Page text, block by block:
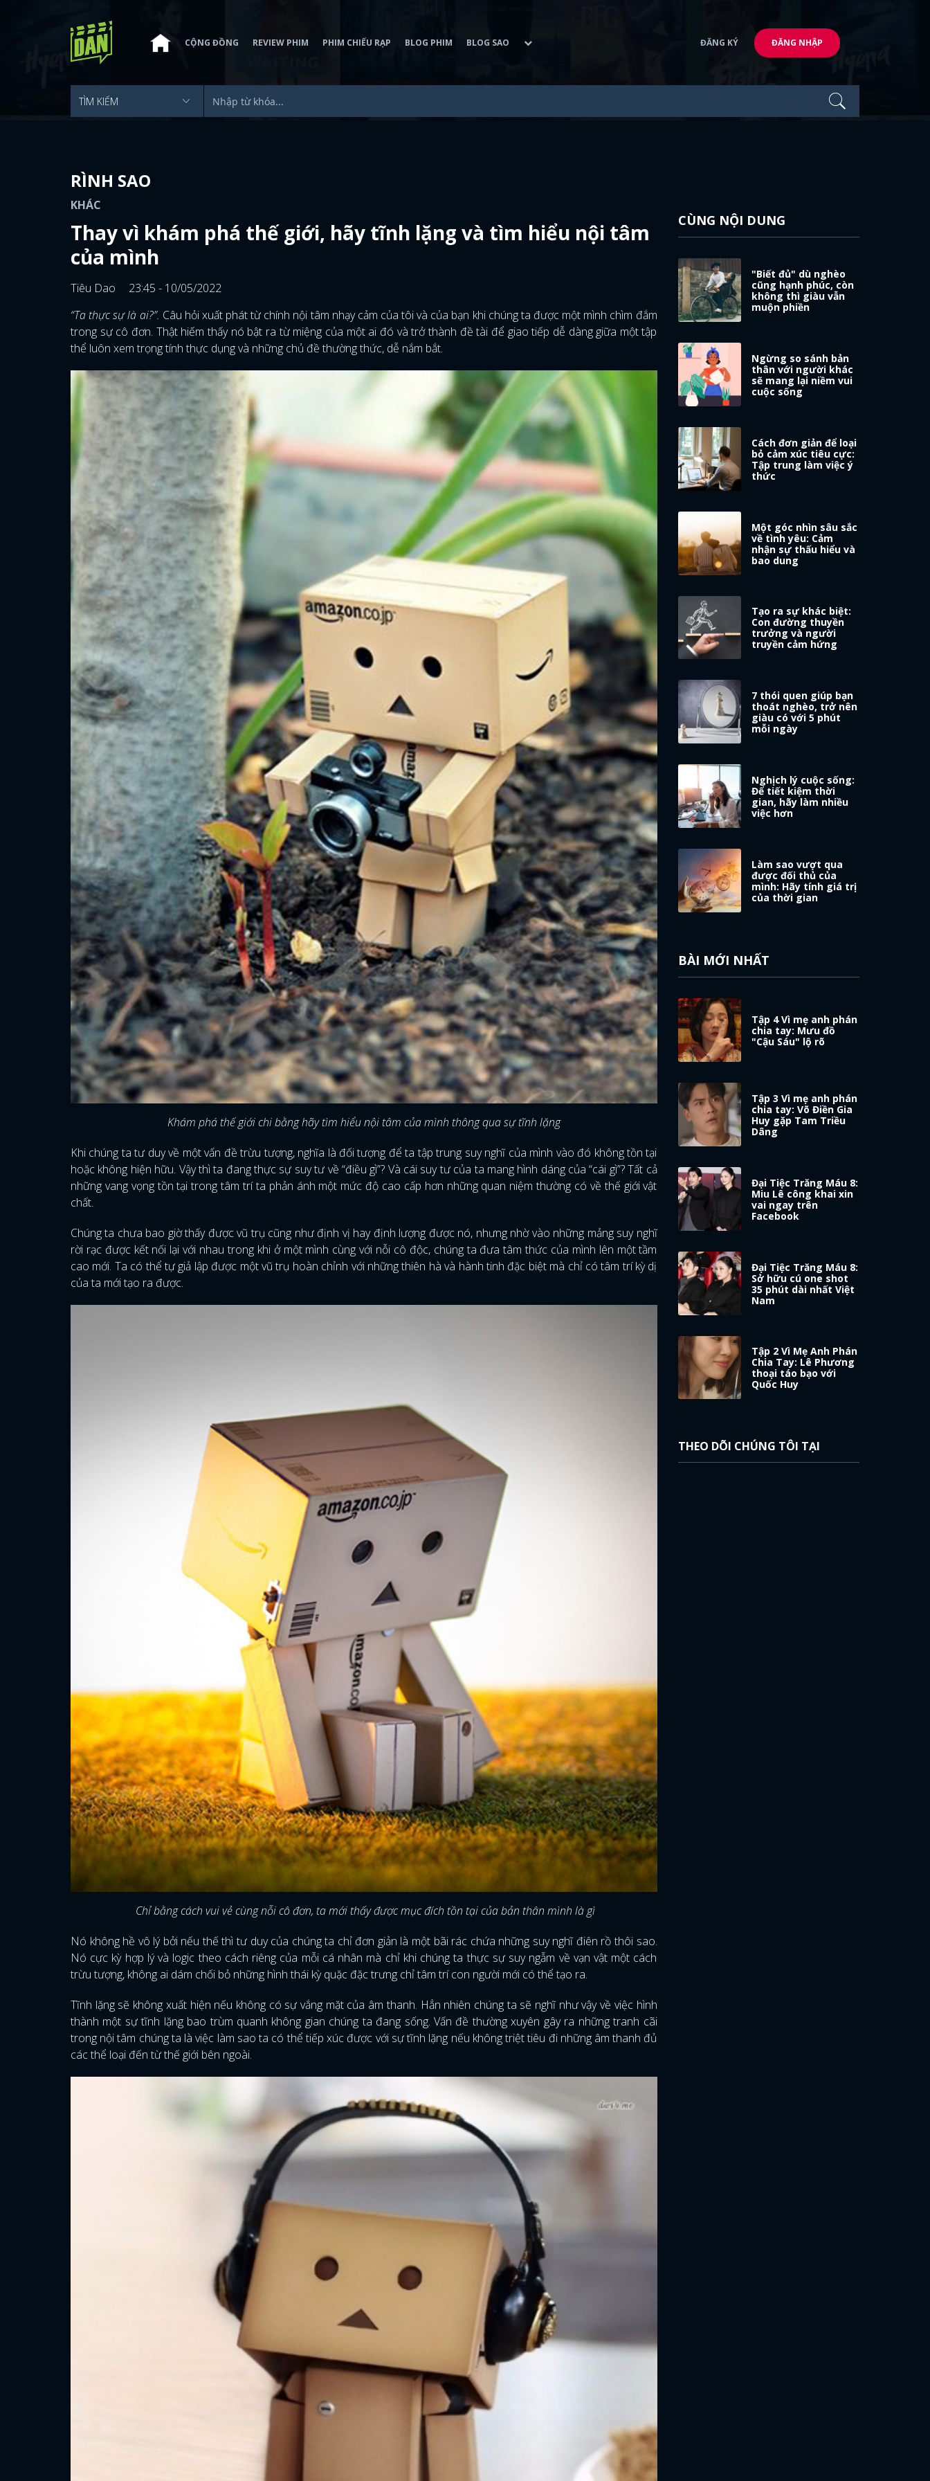
ĐĂNG NHẬP
FACEBOOK
CỘNG ĐỒNG REVIEW PHIM PHIM CHIẾU RẠP BLOG PHIM BLOG SAO ĐĂNG KÝ ĐĂNG NHẬP
RÌNH SAO
KHÁC
Thay vì khám phá thế giới, hãy tĩnh lặng và tìm hiểu nội tâm
của mình
Tiêu Dao
23:45 - 10/05/2022
“Ta thực sự là ai?”. Câu hỏi xuất phát từ chính nội tâm nhạy cảm của tôi và của bạn khi chúng ta được một mình chìm đắm
trong sự cô đơn. Thật hiếm thấy nó bật ra từ miệng của một ai đó và trở thành đề tài để giao tiếp dễ dàng giữa một tập
thể luôn xem trọng tính thực dụng và những chủ đề thường thức, dễ nắm bắt.
Khám phá thế giới chi bằng hãy tìm hiểu nội tâm của mình thông qua sự tĩnh lặng
Khi chúng ta tư duy về một vấn đề trừu tượng, nghĩa là đối tượng để ta tập trung suy nghĩ của mình vào đó không tồn tại
hoặc không hiện hữu. Vậy thì ta đang thực sự suy tư về “điều gì”? Và cái suy tư của ta mang hình dáng của “cái gì”? Tất cả
những vang vọng tồn tại trong tâm trí ta phản ánh một mức độ cao cấp hơn những quan niệm thường có về thế giới vật
chất.
Chúng ta chưa bao giờ thấy được vũ trụ cũng như định vị hay định lượng được nó, nhưng nhờ vào những mảng suy nghĩ
rời rạc được kết nối lại với nhau trong khi ở một mình cùng với nỗi cô độc, chúng ta đưa tâm thức của mình lên một tầm
cao mới. Ta có thể tự giả lập được một vũ trụ hoàn chỉnh với những thiên hà và hành tinh đặc biệt mà chỉ có tâm trí kỳ dị
của ta mới tạo ra được.
Chỉ bằng cách vui vẻ cùng nỗi cô đơn, ta mới thấy được mục đích tồn tại của bản thân mình là gì
Nó không hề vô lý bởi nếu thế thì tư duy của chúng ta chỉ đơn giản là một bãi rác chứa những suy nghĩ điên rồ thôi sao.
Nó cực kỳ hợp lý và logic theo cách riêng của mỗi cá nhân mà chỉ khi chúng ta thực sự suy ngẫm về vạn vật một cách
trừu tượng, không ai dám chối bỏ những hình thái kỳ quặc đặc trưng chỉ tâm trí con người mới có thể tạo ra.
Tĩnh lặng sẽ không xuất hiện nếu không có sự vắng mặt của âm thanh. Hẳn nhiên chúng ta sẽ nghĩ như vậy về việc hình
thành một sự tĩnh lặng bao trùm quanh không gian chúng ta đang sống. Vấn đề thường xuyên gây ra những tranh cãi
trong nội tâm chúng ta là việc làm sao ta có thể tiếp xúc được với sự tĩnh lặng nếu không triệt tiêu đi những âm thanh đủ
các thể loại đến từ thế giới bên ngoài.
CÙNG NỘI DUNG
"Biết đủ" dù nghèo
cũng hạnh phúc, còn
không thì giàu vẫn
muộn phiền
Ngừng so sánh bản
thân với người khác
sẽ mang lại niềm vui
cuộc sống
Cách đơn giản để loại
bỏ cảm xúc tiêu cực:
Tập trung làm việc ý
thức
Một góc nhìn sâu sắc
về tình yêu: Cảm
nhận sự thấu hiểu và
bao dung
Tạo ra sự khác biệt:
Con đường thuyền
trưởng và người
truyền cảm hứng
7 thói quen giúp bạn
thoát nghèo, trở nên
giàu có với 5 phút
mỗi ngày
Nghịch lý cuộc sống:
Để tiết kiệm thời
gian, hãy làm nhiều
việc hơn
Làm sao vượt qua
được đối thủ của
mình: Hãy tính giá trị
của thời gian
BÀI MỚI NHẤT
Tập 4 Vì mẹ anh phán
chia tay: Mưu đồ
"Cậu Sáu" lộ rõ
Tập 3 Vì mẹ anh phán
chia tay: Võ Điền Gia
Huy gặp Tam Triều
Dâng
Đại Tiệc Trăng Máu 8:
Miu Lê công khai xin
vai ngay trên
Facebook
Đại Tiệc Trăng Máu 8:
Sở hữu cú one shot
35 phút dài nhất Việt
Nam
Tập 2 Vì Mẹ Anh Phán
Chia Tay: Lê Phương
thoại táo bạo với
Quốc Huy
THEO DÕI CHÚNG TÔI TẠI